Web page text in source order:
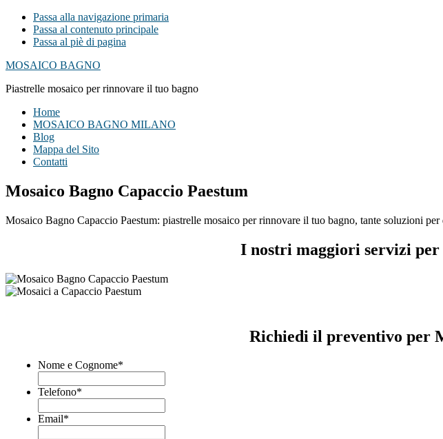
Passa alla navigazione primaria
Passa al contenuto principale
Passa al piè di pagina
MOSAICO BAGNO
Piastrelle mosaico per rinnovare il tuo bagno
Home
MOSAICO BAGNO MILANO
Blog
Mappa del Sito
Contatti
Mosaico Bagno Capaccio Paestum
Mosaico Bagno Capaccio Paestum: piastrelle mosaico per rinnovare il tuo bagno, tante soluzioni
I nostri maggiori servizi per
Richiedi il preventivo per
Nome e Cognome*
Telefono*
Email*